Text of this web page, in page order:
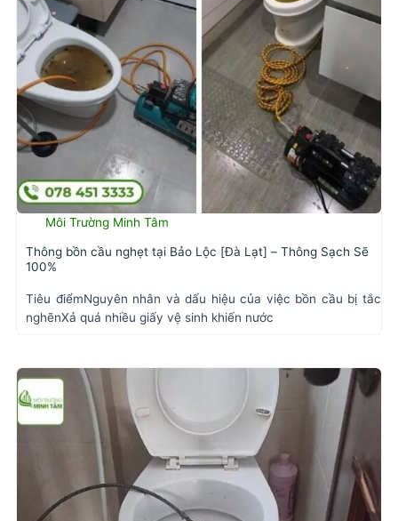
Môi Trường Minh Tâm
Thông bồn cầu nghẹt tại Bảo Lộc [Đà Lạt] – Thông Sạch Sẽ
100%
Tiêu điểmNguyên nhân và dấu hiệu của việc bồn cầu bị tắc
nghẽnXả quá nhiều giấy vệ sinh khiến nước